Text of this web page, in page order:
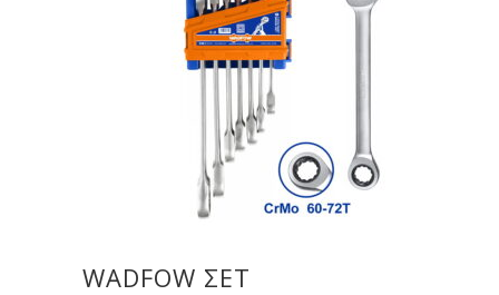
WADFOW ΣΕΤ